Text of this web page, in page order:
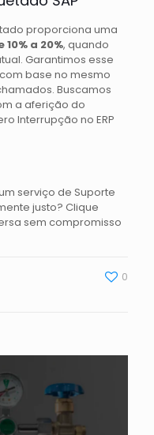
proporciona uma
a 20%, quando
Garantimos esse
base no mesmo
Buscamos
a aferição do
Interrupção no ERP
serviço de Suporte
justo? Clique
sem compromisso
0